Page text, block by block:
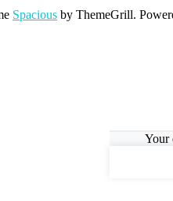
Spacious by ThemeGrill.
Your